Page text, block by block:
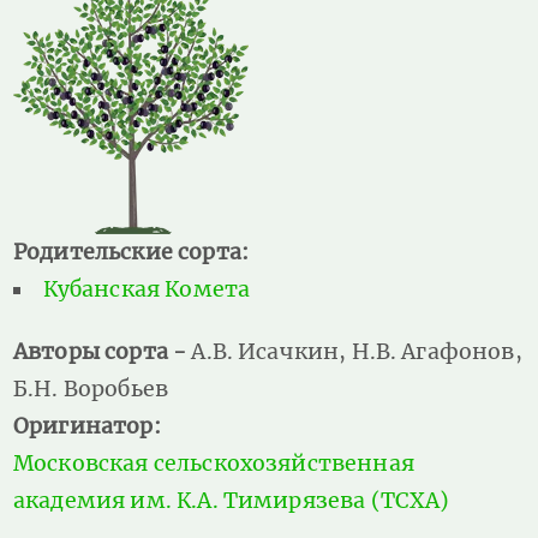
Родительские сорта:
Кубанская Комета
Авторы сорта -А.В. Исачкин, Н.В. Агафонов,
Б.Н. Воробьев
Оригинатор:
Московская сельскохозяйственная
академия им. К.А. Тимирязева (ТСХА)